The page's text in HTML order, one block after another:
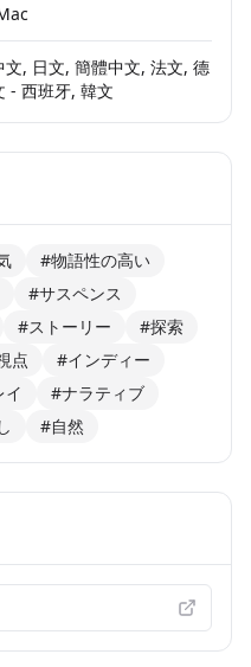
文, 日文, 簡體中文, 法文, 德
- 西班牙, 韓文
#物語性の高い
#サスペンス
#ストーリー
#探索
点
#インディー
#ナラティブ
#自然